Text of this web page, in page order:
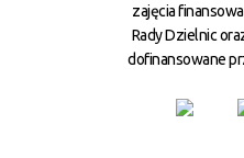
zajęcia
Rady Dzielnic
dofinansowane